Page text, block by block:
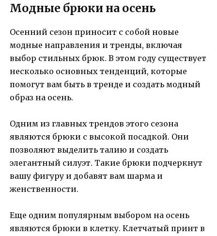
Модные брюки на осень
Осенний сезон приносит с собой новые
модные направления и тренды, включая
выбор стильных брюк. В этом году существует
несколько основных тенденций, которые
помогут вам быть в тренде и создать модный
образ на осень.
Одним из главных трендов этого сезона
являются брюки с высокой посадкой. Они
позволяют выделить талию и создать
элегантный силуэт. Такие брюки подчеркнут
вашу фигуру и добавят вам шарма и
женственности.
Еще одним популярным выбором на осень
являются брюки в клетку. Клетчатый принт в